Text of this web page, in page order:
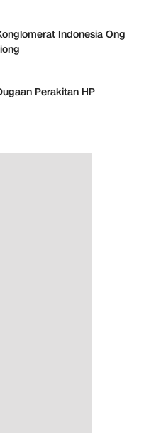
Indonesia Ong
Perakitan HP